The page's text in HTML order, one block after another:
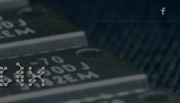
elektromanyetix